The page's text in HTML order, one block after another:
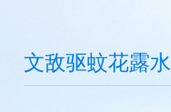
文敌驱蚊花露水